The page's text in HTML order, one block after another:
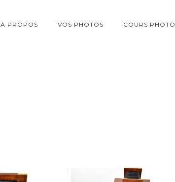
À PROPOS VOS PHOTOS COURS PHOTO